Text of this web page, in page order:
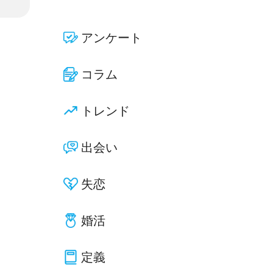
アンケート
コラム
トレンド
出会い
失恋
婚活
定義